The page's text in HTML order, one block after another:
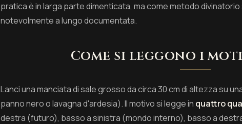
pratica è in larga parte dimenticata, ma come metodo
notevolmente a lungo documentata.
Come si leggono i
Lanci una manciata di sale grosso da circa 30 cm di altezza su
panno nero o lavagna d'ardesia). Il motivo si legge in quattro
destra (futuro), basso a sinistra (mondo interno), basso a